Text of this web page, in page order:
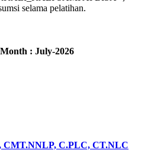
selama pelatihan.
: July-2026
CMT.NNLP, C.PLC, CT.NLC